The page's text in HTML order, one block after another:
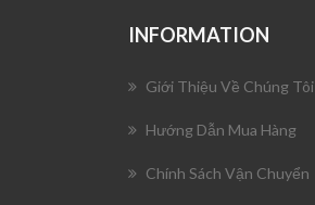
INFORMATION
Giới Thiệu Về Chúng Tôi
Hướng Dẫn Mua Hàng
Chính Sách Vận Chuyển